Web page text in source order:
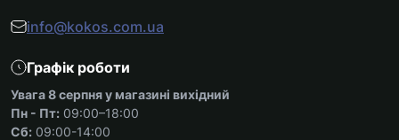
info@kokos.com.ua
Графік роботи
Увага 8 серпня у магазині вихідний
Пн - Пт: 09:00–18:00
Сб: 09:00-14:00